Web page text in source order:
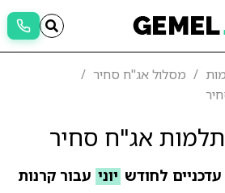
מסלול אג"ח סחיר
אג"ח סחיר
לחודש יוני עבור קרנות